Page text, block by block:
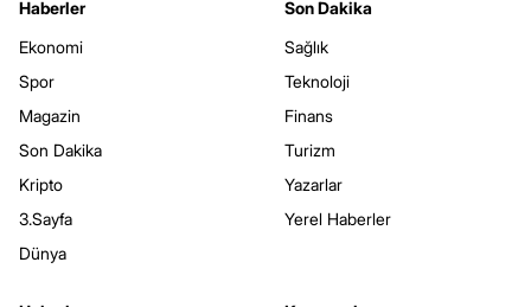
Haberler
Ekonomi
Spor
Magazin
Son Dakika
Kripto
3.Sayfa
Dünya
Son Dakika
Sağlık
Teknoloji
Finans
Turizm
Yazarlar
Yerel Haberler